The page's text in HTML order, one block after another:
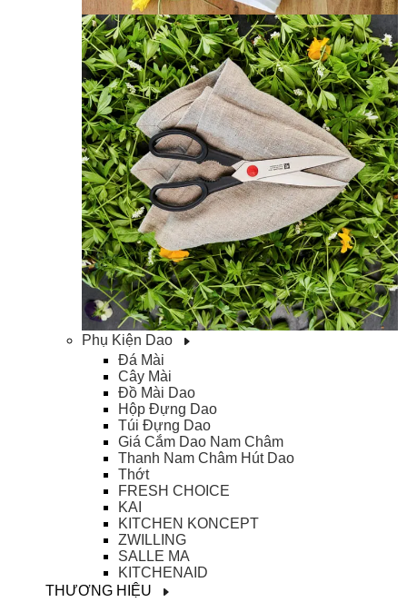
Phụ Kiện Dao
Đá Mài
Cây Mài
Đồ Mài Dao
Hộp Đựng Dao
Túi Đựng Dao
Giá Cắm Dao Nam Châm
Thanh Nam Châm Hút Dao
Thớt
FRESH CHOICE
KAI
KITCHEN KONCEPT
ZWILLING
SALLE MA
KITCHENAID
THƯƠNG HIỆU